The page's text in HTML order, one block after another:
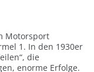
Motorsport
1. In den 1930er
die
enorme Erfolge.